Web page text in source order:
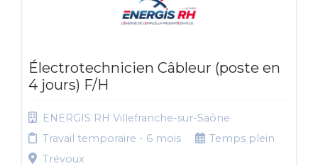
Électrotechnicien Câbleur (poste en
4 jours) F/H
ENERGIS RH Villefranche-sur-Saône
Travail temporaire - 6 mois
Temps plein
Trévoux